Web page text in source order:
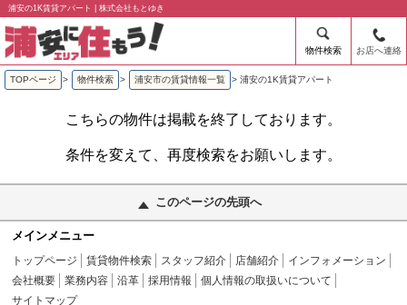
浦安の1K賃貸アパート | 株式会社もとゆき
物件検索 お店へ連絡
TOPページ > 物件検索 > 浦安市の賃貸情報一覧 > 浦安の1K賃貸アパート
こちらの物件は掲載を終了しております。
条件を変えて、再度検索をお願いします。
このページの先頭へ
メインメニュー
トップページ 賃貸物件検索 スタッフ紹介 店舗紹介
インフォメーション
会社概要
業務内容 沿革 採用情報
個人情報の取扱いについて
サイトマップ